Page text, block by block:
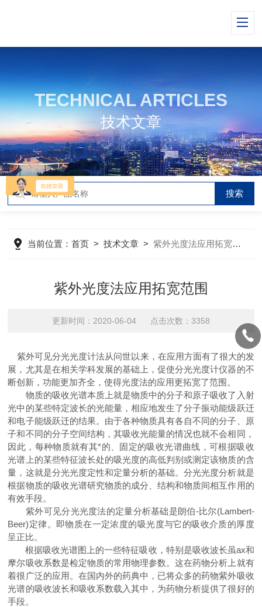
TECHNICAL ARTICLES
技术文章
当前位置：首页 >技术文章 >紫外光度法应用拓宽范围
紫外光度法应用拓宽范围
更新时间：2020-06-04 点击次数：3358
紫外可见分光光度计法从问世以来，在应用方面有了很大的发
展，尤其是在相关学科发展的基础上，促使分光光度计仪器的不
断创新，功能更加齐全，使得光度法的应用更拓宽了范围。
物质的吸收光谱本质上就是物质中的分子和原子吸收了入射
光中的某些特定波长的光能量，相应地发生了分子振动能级跃迁
和电子能级跃迁的结果。由于各种物质具有各自不同的分子、原
子和不同的分子空间结构，其吸收光能量的情况也就不会相同，
因此，每种物质就有其*的、固定的吸收光谱曲线，可根据吸收
光谱上的某些特征波长处的吸光度的高低判别或测定该物质的含
量，这就是分光光度定性和定量分析的基础。分光光度分析就是
根据物质的吸收光谱研究物质的成分、结构和物质间相互作用的
有效手段。
紫外可见分光光度法的定量分析基础是朗伯-比尔(Lambert-
Beer)定律。即物质在一定浓度的吸光度与它的吸收介质的厚度
呈正比。
根据吸收光谱图上的一些特征吸收，特别是吸收波长虽ax和
摩尔吸收系数是检定物质的常用物理参数。这在药物分析上就有
着很广泛的应用。在国内外的药典中，已将众多的药物紫外吸收
光谱的吸收波长和吸收系数载入其中，为药物分析提供了很好的
手段。